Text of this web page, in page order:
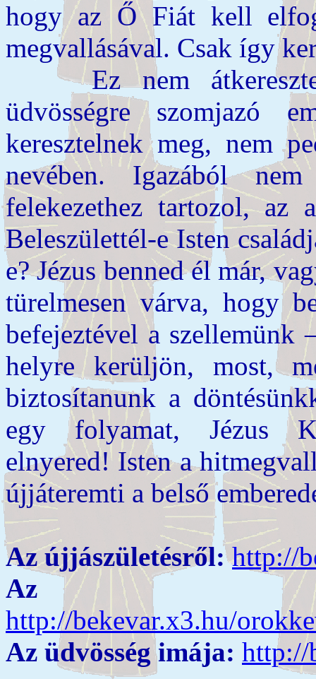
hogy az Ő Fiát kell
megvallásával. Csak így
Ez nem
üdvösségre szomjazó
keresztelnek meg, nem
nevében. Igazából
felekezethez tartozol, az
Beleszülettél-e Isten
e? Jézus benned él már,
türelmesen várva, hogy
befejeztével a
helyre kerüljön, most,
biztosítanunk a
egy folyamat, Jézus
elnyered! Isten a
újjáteremti a belső
Az újjászületésről:http://
Az
http://bekevar.x3.hu/
Az üdvösség imája: http://